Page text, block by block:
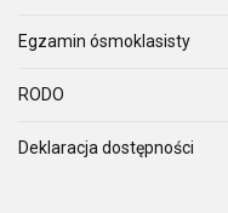
Egzamin ósmoklasisty
RODO
Deklaracja dostępności